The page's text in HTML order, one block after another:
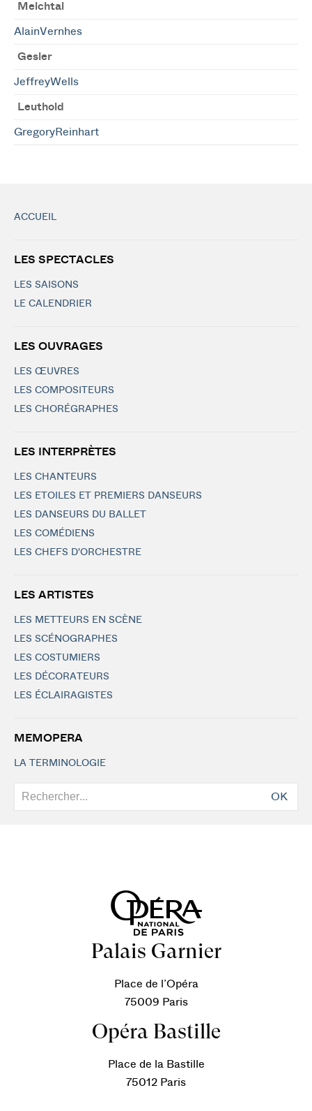
Melchtal
AlainVernhes
Gesler
JeffreyWells
Leuthold
GregoryReinhart
ACCUEIL
LES SPECTACLES
LES SAISONS
LE CALENDRIER
LES OUVRAGES
LES ŒUVRES
LES COMPOSITEURS
LES CHORÉGRAPHES
LES INTERPRÈTES
LES CHANTEURS
LES ETOILES ET PREMIERS DANSEURS
LES DANSEURS DU BALLET
LES COMÉDIENS
LES CHEFS D'ORCHESTRE
LES ARTISTES
LES METTEURS EN SCÈNE
LES SCÉNOGRAPHES
LES COSTUMIERS
LES DÉCORATEURS
LES ÉCLAIRAGISTES
MEMOPERA
LA TERMINOLOGIE
OK
Palais Garnier
Place de l’Opéra
75009 Paris
Opéra Bastille
Place de la Bastille
75012 Paris